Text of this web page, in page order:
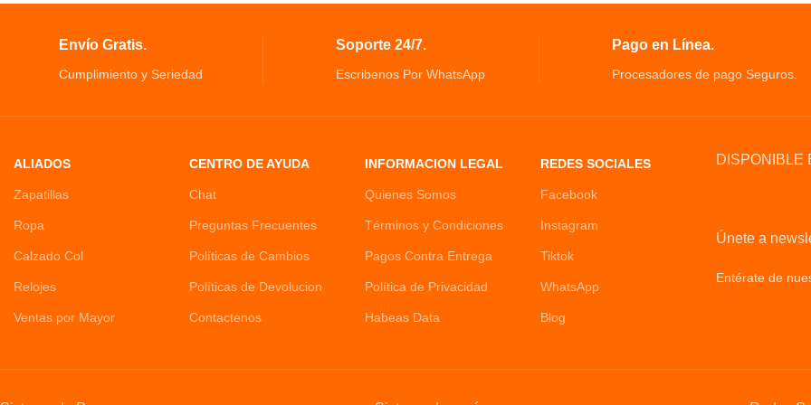
diseño único de cepillo ovalado para alisar el
Recortadora de nariz y recortadora de
barba, Depiladora Recargable.
adicionales, disminuye apariencia de ojos
Cuidado de la piel micro corriente mejora la
Envío Gratis.
Cumplimiento y Seriedad
Soporte 24/7.
Escribenos Por WhatsApp
Pago en Línea.
Procesadores de pago Seguros.
ALIADOS
Zapatillas
Ropa
Calzado Col
Relojes
Ventas por Mayor
CENTRO DE AYUDA
Chat
Preguntas Frecuentes
Políticas de Cambios
Políticas de Devolucion
Contactenos
INFORMACION LEGAL
Quienes Somos
Términos y Condiciones
Pagos Contra Entrega
Política de Privacidad
Habeas Data
REDES SOCIALES
Facebook
Instagram
Tiktok
WhatsApp
Blog
DISPONIBLE
Únete a
Entérate de